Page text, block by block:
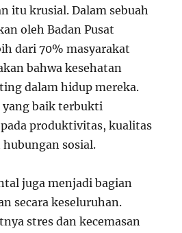
itu krusial. Dalam sebuah
oleh Badan Pusat
dari 70% masyarakat
bahwa kesehatan
dalam hidup mereka.
yang baik terbukti
produktivitas, kualitas
sosial.
juga menjadi bagian
secara keseluruhan.
stres dan kecemasan